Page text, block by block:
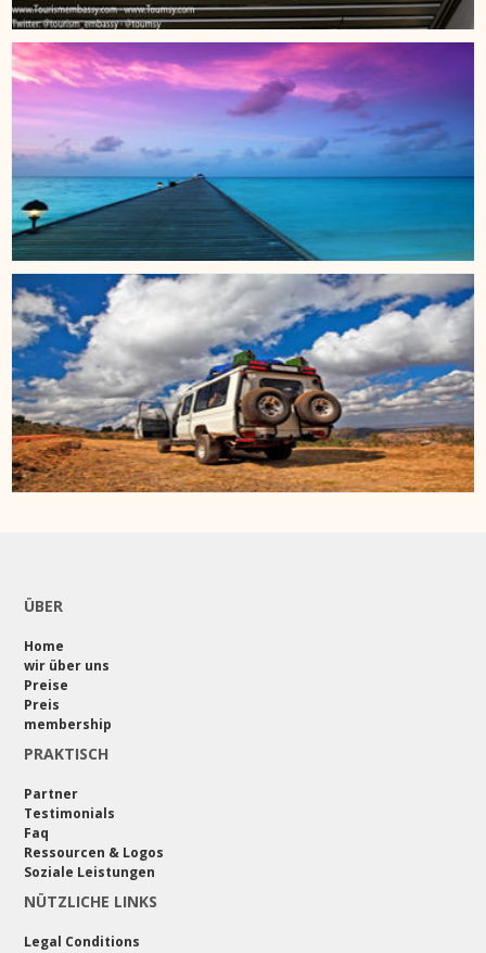
ÜBER
Home
wir über uns
Preise
Preis
membership
PRAKTISCH
Partner
Testimonials
Faq
Ressourcen & Logos
Soziale Leistungen
NÜTZLICHE LINKS
Legal Conditions